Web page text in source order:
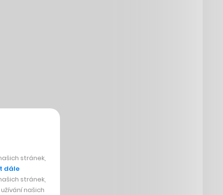
stránek,
dále
stránek,
našich